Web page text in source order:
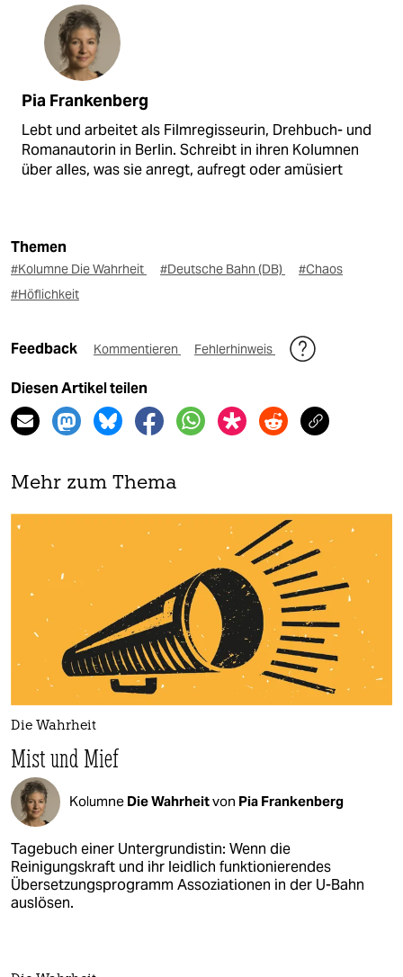
Pia Frankenberg
Lebt und arbeitet als Filmregisseurin, Drehbuch- und
Romanautorin in Berlin. Schreibt in ihren Kolumnen
über alles, was sie anregt, aufregt oder amüsiert
Themen
#Kolumne Die Wahrheit #Deutsche Bahn (DB)
#Chaos
#Höflichkeit
Feedback Kommentieren Fehlerhinweis
Diesen Artikel teilen
Mehr zum Thema
Die Wahrheit
Mist und Mief
Kolumne Die Wahrheitvon Pia Frankenberg
Tagebuch einer Untergrundistin: Wenn die
Reinigungskraft und ihr leidlich funktionierendes
Übersetzungsprogramm Assoziationen in der U-Bahn
auslösen.